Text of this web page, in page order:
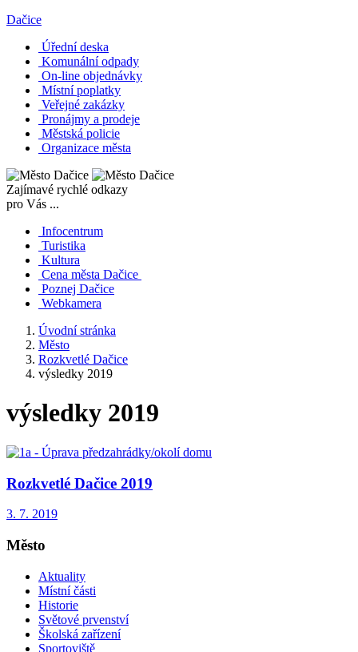
Dačice
Úřední deska
Komunální odpady
On-line objednávky
Místní poplatky
Veřejné zakázky
Pronájmy a prodeje
Městská policie
Organizace města
Zajímavé rychlé odkazy
pro Vás ...
Infocentrum
Turistika
Kultura
Cena města Dačice
Poznej Dačice
Webkamera
Úvodní stránka
Město
Rozkvetlé Dačice
výsledky 2019
výsledky 2019
Rozkvetlé Dačice 2019
3. 7. 2019
Město
Aktuality
Místní části
Historie
Světové prvenství
Školská zařízení
Sportoviště